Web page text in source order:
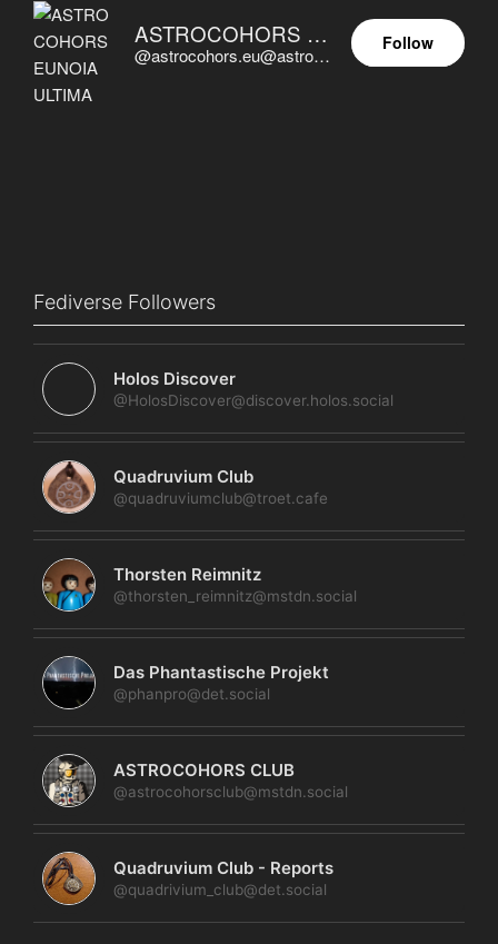
ASTROCOHORS EUNOIA ULTIMA
@astrocohors.eu@astrocohors.eu
Follow
Fediverse Followers
Holos Discover
@HolosDiscover@discover.holos.social
Quadruvium Club
@quadruviumclub@troet.cafe
Thorsten Reimnitz
@thorsten_reimnitz@mstdn.social
Das Phantastische Projekt
@phanpro@det.social
ASTROCOHORS CLUB
@astrocohorsclub@mstdn.social
Quadruvium Club - Reports
@quadrivium_club@det.social